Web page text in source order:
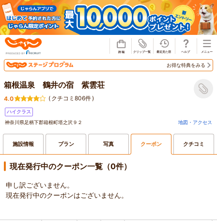
お得な特典をみる
箱根温泉 鶴井の宿 紫雲荘
4.0 ( クチコミ806件)
ハイクラス
神奈川県足柄下郡箱根町塔之沢９２
地図・アクセス
施設情報 プラン 写真 クーポン クチコミ
現在発行中のクーポン一覧（0件）
申し訳ございません。
現在発行中のクーポンはございません。